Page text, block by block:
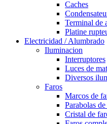
Caches
Terminal de
Platine
Electricidad / Alumbrado
Iluminacion
Interruptores
Luces de
Diversos
Faros
Marcos de
Parabolas
Cristal de